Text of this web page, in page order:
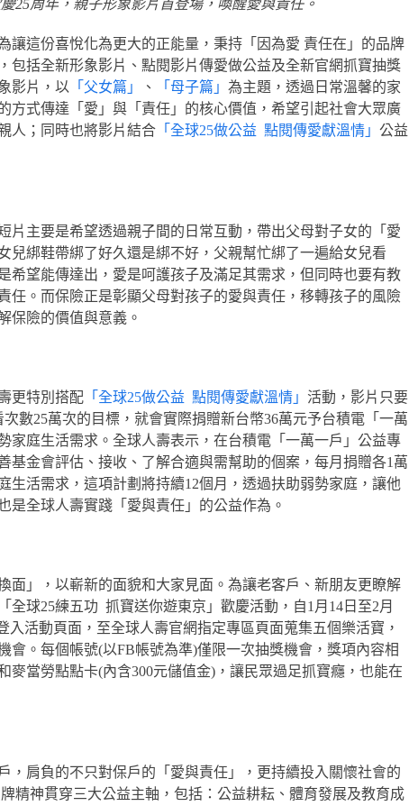
25周年，親子形象影片首登場，喚醒愛與責任。
讓這份喜悅化為更大的正能量，秉持「因為愛 責任在」的品牌
包括全新形象影片、點閱影片傳愛做公益及全新官網抓寶抽獎
影片，以 「父女篇」 、 「母子篇」 為主題，透過日常溫馨的家
方式傳達「愛」與「責任」的核心價值，希望引起社會大眾廣
人；同時也將影片結合 「全球25做公益 點閱傳愛獻溫情」 公益
片主要是希望透過親子間的日常互動，帶出父母對子女的「愛
兒綁鞋帶綁了好久還是綁不好，父親幫忙綁了一遍給女兒看
希望能傳達出，愛是呵護孩子及滿足其需求，但同時也要有教
任。而保險正是彰顯父母對孩子的愛與責任，移轉孩子的風險
保險的價值與意義。
更特別搭配 「全球25做公益 點閱傳愛獻溫情」 活動，影片只要
數25萬次的目標，就會實際捐贈新台幣36萬元予台積電「一萬
家庭生活需求。全球人壽表示，在台積電「一萬一戶」公益專
基金會評估、接收、了解合適與需幫助的個案，每月捐贈各1萬
生活需求，這項計劃將持續12個月，透過扶助弱勢家庭，讓他
是全球人壽實踐「愛與責任」的公益作為。
面」，以嶄新的面貌和大家見面。為讓老客戶、新朋友更瞭解
全球25練五功 抓寶送你遊東京」歡慶活動，自1月14日至2月
入活動頁面，至全球人壽官網指定專區頁面蒐集五個樂活寶，
會。每個帳號(以FB帳號為準)僅限一次抽獎機會，獎項內容相
麥當勞點點卡(內含300元儲值金)，讓民眾過足抓寶癮，也能在
，肩負的不只對保戶的「愛與責任」，更持續投入關懷社會的
精神貫穿三大公益主軸，包括：公益耕耘、體育發展及教育成